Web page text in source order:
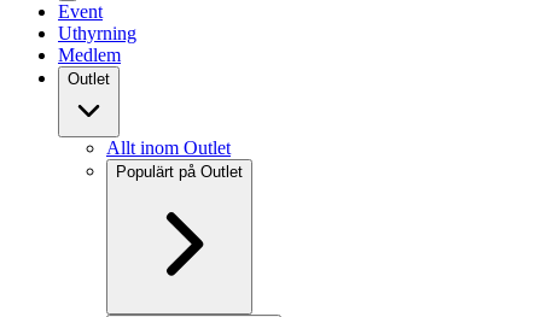
Event
Uthyrning
Medlem
Outlet
Allt inom Outlet
Populärt på Outlet